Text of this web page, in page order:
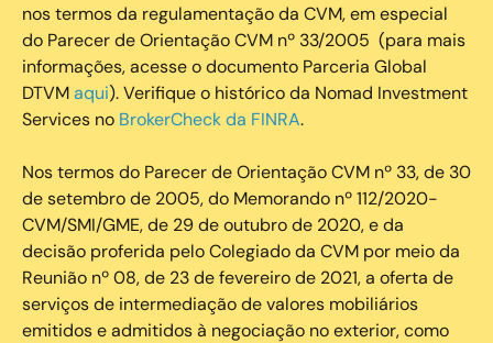
nos termos da regulamentação da CVM, em especial
do Parecer de Orientação CVM nº 33/2005 (para mais
informações, acesse o documento Parceria Global
DTVMaqui). Verifique o histórico da Nomad Investment
Services no BrokerCheck da FINRA.
Nos termos do Parecer de Orientação CVM nº 33, de 30
de setembro de 2005, do Memorando nº 112/2020-
CVM/SMI/GME, de 29 de outubro de 2020, e da
decisão proferida pelo Colegiado da CVM por meio da
Reunião nº 08, de 23 de fevereiro de 2021, a oferta de
serviços de intermediação de valores mobiliários
emitidos e admitidos à negociação no exterior, como